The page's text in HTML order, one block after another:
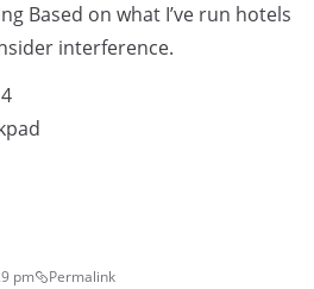
Based on what I’ve run hotels
interference.
pm Permalink